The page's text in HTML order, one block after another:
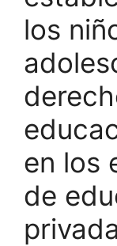
los
en los
de
privada